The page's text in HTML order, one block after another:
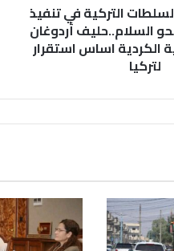
التركية في تنفيذ
السلام..حليف أردوغان
الكردية اساس استقرار
لتركيا